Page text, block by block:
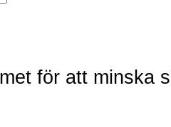
för att minska